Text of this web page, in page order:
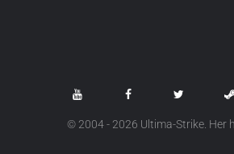
© 2004 - 2026 Ultima-Strike. Her